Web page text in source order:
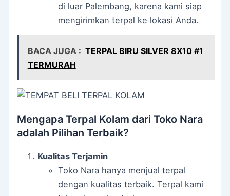
di luar Palembang, karena kami siap
mengirimkan terpal ke lokasi Anda.
BACA JUGA : TERPAL BIRU SILVER 8X10 #1
TERMURAH
Mengapa Terpal Kolam dari Toko Nara
adalah Pilihan Terbaik?
Kualitas Terjamin
Toko Nara hanya menjual terpal
dengan kualitas terbaik. Terpal kami